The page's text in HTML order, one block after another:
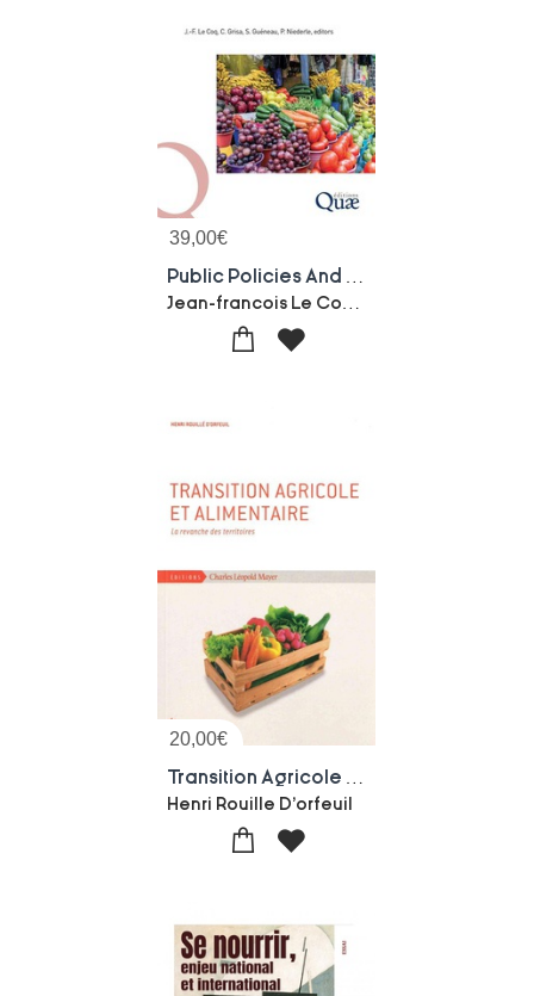
39,00€
20,00€
Henri Rouille D'orfeuil